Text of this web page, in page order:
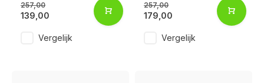
257,00
139,00
Vergelijk
257,00
179,00
Vergelijk